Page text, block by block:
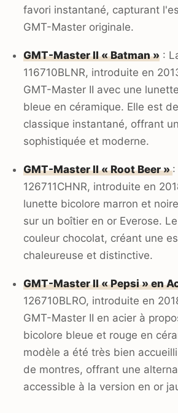
favori instantané, capturant
GMT-Master originale.
GMT-Master II « Batman » :
116710BLNR, introduite en
GMT-Master II avec une
bleue en céramique. Elle est
classique instantané, offrant
sophistiquée et moderne.
GMT-Master II « Root Beer »
126711CHNR, introduite en
lunette bicolore marron et
sur un boîtier en or Everose.
couleur chocolat, créant une
chaleureuse et distinctive.
GMT-Master II « Pepsi » en
126710BLRO, introduite en
GMT-Master II en acier à
bicolore bleue et rouge en
modèle a été très bien
de montres, offrant une
accessible à la version en or